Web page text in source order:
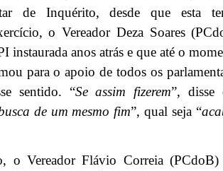
de Inquérito, desde que esta
o Vereador Deza Soares
instaurada anos atrás e que até o
para o apoio de todos os
sentido. “Se assim fizerem”, disse
de um mesmo fim”, qual seja “
o Vereador Flávio Correia